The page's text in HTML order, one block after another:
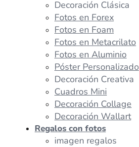
Decoración Clásica
Fotos en Forex
Fotos en Foam
Fotos en Metacrilato
Fotos en Aluminio
Póster Personalizado
Decoración Creativa
Cuadros Mini
Decoración Collage
Decoración Wallart
Regalos con fotos
imagen regalos